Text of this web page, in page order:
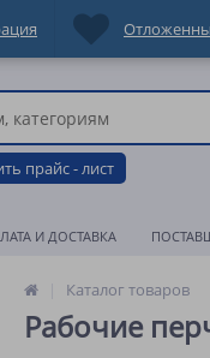
прайс - лист
И ДОСТАВКА
Каталог товаров
Рабочие